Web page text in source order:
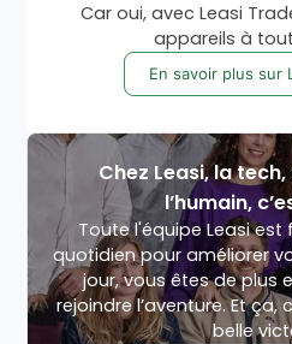
Car oui, avec Leasi
appareils à
En savoir plus sur
Chez Leasi, la tech,
l’humain,
Toute l'équipe Leasi
quotidien pour améliorer
jour, vous êtes de plus
rejoindre l’aventure. Et ça,
belle